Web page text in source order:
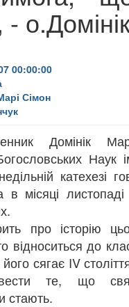
00:00:00
Сімон
Домінік
Наук
катехезі
місяці листопаді
про історію
відноситься до
сягає IV
те, що
стають.